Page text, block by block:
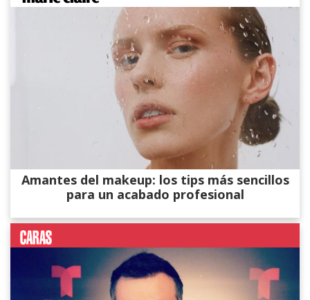
Amantes del makeup: los tips más sencillos
para un acabado profesional